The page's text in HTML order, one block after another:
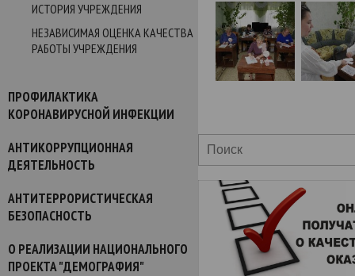
ИСТОРИЯ УЧРЕЖДЕНИЯ
НЕЗАВИСИМАЯ ОЦЕНКА КАЧЕСТВА
РАБОТЫ УЧРЕЖДЕНИЯ
ПРОФИЛАКТИКА
КОРОНАВИРУСНОЙ ИНФЕКЦИИ
АНТИКОРРУПЦИОННАЯ
ДЕЯТЕЛЬНОСТЬ
АНТИТЕРРОРИСТИЧЕСКАЯ
БЕЗОПАСНОСТЬ
О РЕАЛИЗАЦИИ НАЦИОНАЛЬНОГО
ПРОЕКТА "ДЕМОГРАФИЯ"